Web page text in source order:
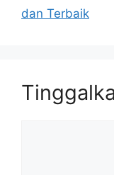
dan Terbaik